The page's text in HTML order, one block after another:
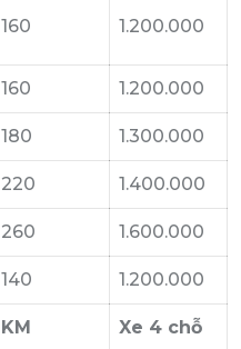
160 1.200.000
160 1.200.000
180 1.300.000
220 1.400.000
260 1.600.000
140 1.200.000
KM Xe 4 chỗ